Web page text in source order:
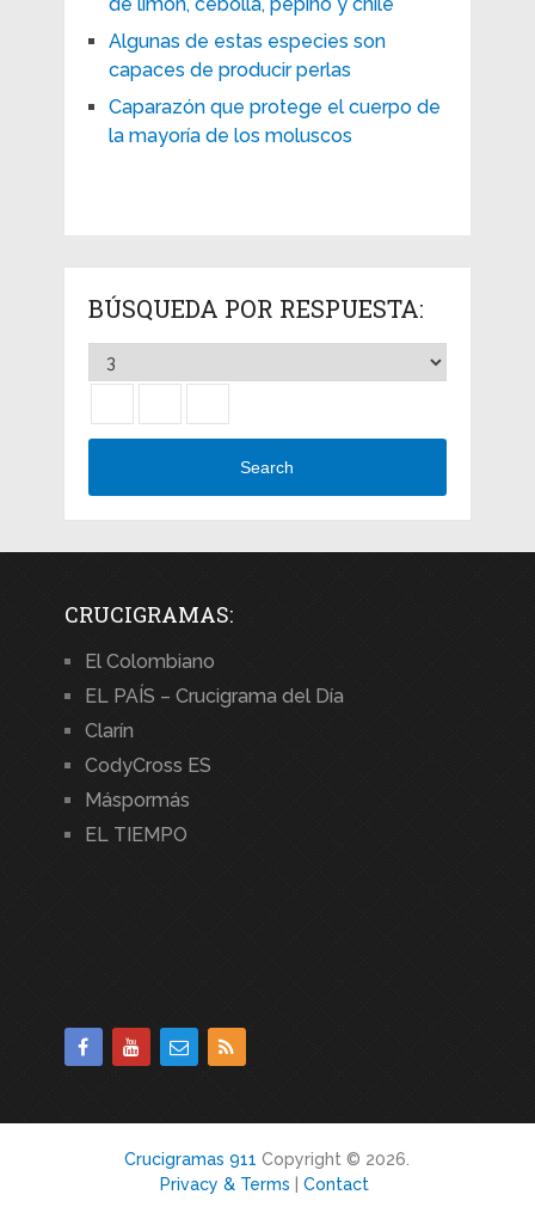
Algunas de estas especies son
capaces de producir perlas
Caparazón que protege el cuerpo de
la mayoría de los moluscos
BÚSQUEDA POR RESPUESTA:
Search
CRUCIGRAMAS:
El Colombiano
EL PAÍS – Crucigrama del Día
Clarín
CodyCross ES
Máspormás
EL TIEMPO
Crucigramas 911 Copyright © 2026.
Privacy & Terms |Contact